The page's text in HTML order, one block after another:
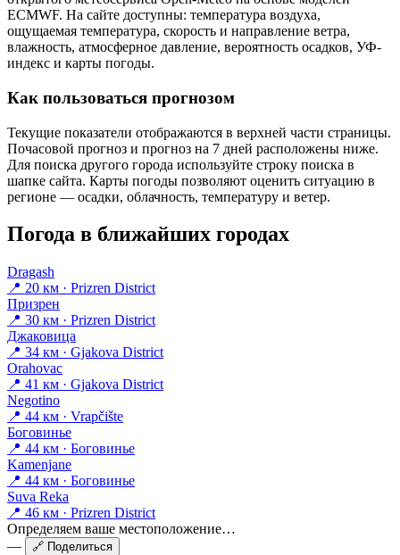
ECMWF. На сайте доступны: температура воздуха,
ощущаемая температура, скорость и направление ветра,
влажность, атмосферное давление, вероятность осадков, УФ-
индекс и карты погоды.
Как пользоваться прогнозом
Текущие показатели отображаются в верхней части страницы.
Почасовой прогноз и прогноз на 7 дней расположены ниже.
Для поиска другого города используйте строку поиска в
шапке сайта. Карты погоды позволяют оценить ситуацию в
регионе — осадки, облачность, температуру и ветер.
Погода в ближайших городах
Dragash
📍 20 км · Prizren District
Призрен
📍 30 км · Prizren District
Джаковица
📍 34 км · Gjakova District
Orahovac
📍 41 км · Gjakova District
Negotino
📍 44 км · Vrapčište
Боговинье
📍 44 км · Боговинье
Kamenjane
📍 44 км · Боговинье
Suva Reka
📍 46 км · Prizren District
Определяем ваше местоположение…
—
🔗 Поделиться